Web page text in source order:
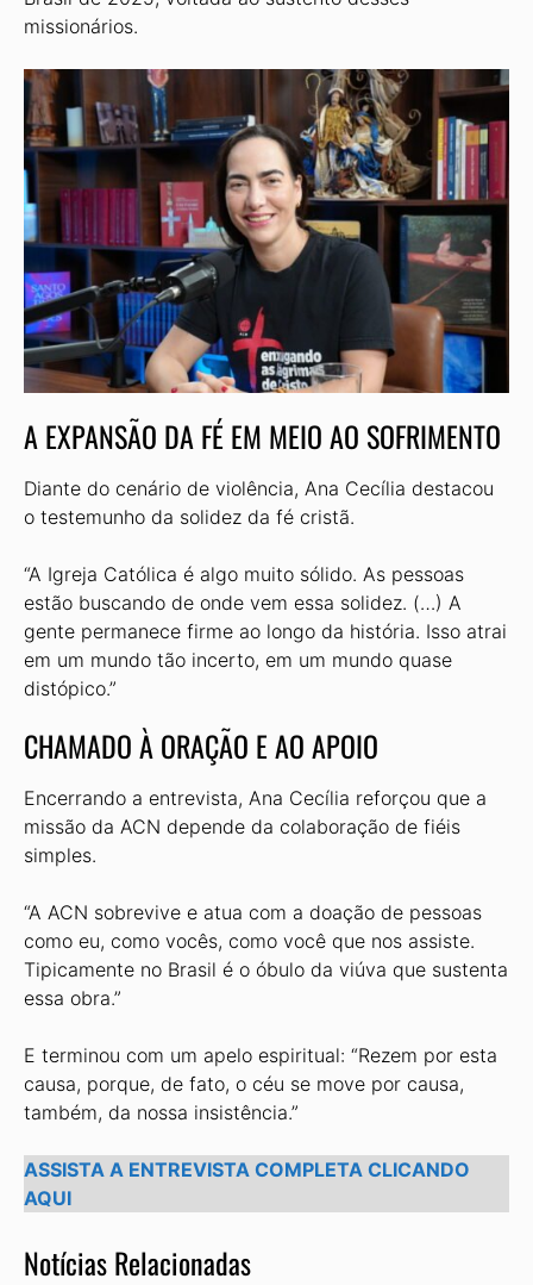
missionários.
A EXPANSÃO DA FÉ EM MEIO AO SOFRIMENTO
Diante do cenário de violência, Ana Cecília destacou
o testemunho da solidez da fé cristã.
“A Igreja Católica é algo muito sólido. As pessoas
estão buscando de onde vem essa solidez. (…) A
gente permanece firme ao longo da história. Isso atrai
em um mundo tão incerto, em um mundo quase
distópico.”
CHAMADO À ORAÇÃO E AO APOIO
Encerrando a entrevista, Ana Cecília reforçou que a
missão da ACN depende da colaboração de fiéis
simples.
“A ACN sobrevive e atua com a doação de pessoas
como eu, como vocês, como você que nos assiste.
Tipicamente no Brasil é o óbulo da viúva que sustenta
essa obra.”
E terminou com um apelo espiritual: “Rezem por esta
causa, porque, de fato, o céu se move por causa,
também, da nossa insistência.”
ASSISTA A ENTREVISTA COMPLETA CLICANDO
AQUI
Notícias Relacionadas